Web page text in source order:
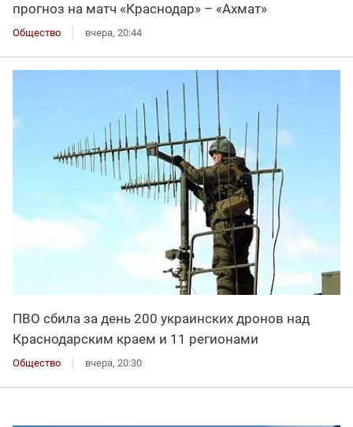
прогноз на матч «Краснодар» – «Ахмат»
Общество вчера, 20:44
ПВО сбила за день 200 украинских дронов над
Краснодарским краем и 11 регионами
Общество вчера, 20:30